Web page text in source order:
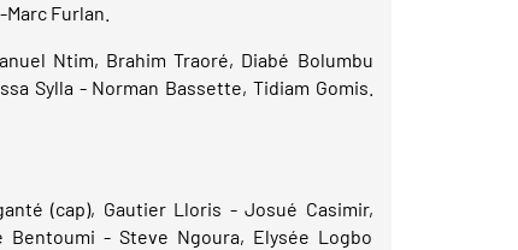
Furlan.
Ntim, Brahim Traoré, Diabé Bolumbu
Sylla - Norman Bassette, Tidiam Gomis.
(cap), Gautier Lloris - Josué Casimir,
Bentoumi - Steve Ngoura, Elysée Logbo